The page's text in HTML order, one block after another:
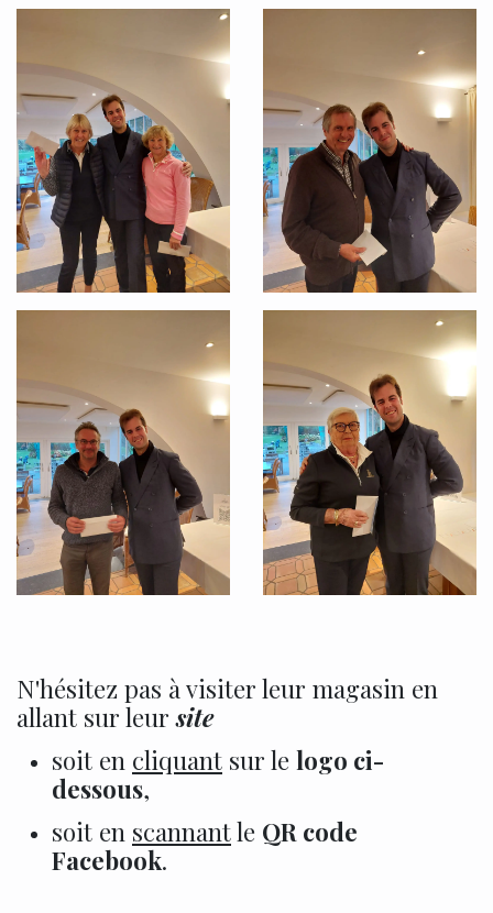
N'hésitez pas à visiter leur magasin en
allant sur leursite
soit en cliquant sur le logo ci-
dessous,
soit en scannantle QR code
Facebook.